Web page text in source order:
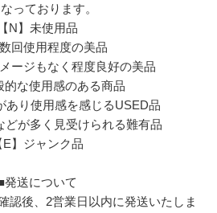
っております。
【N】未使用品
数回使用程度の美品
ージもなく程度良好の美品
的な使用感のある商品
あり使用感を感じるUSED品
どが多く見受けられる難有品
E】ジャンク品
発送について
認後、2営業日以内に発送いたしま